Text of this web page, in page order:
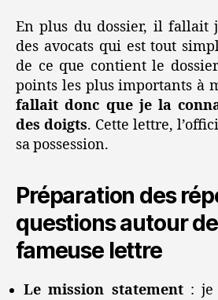
En plus du dossier, il fallait
des avocats qui est tout
de ce que contient le
points les plus importants à
fallait donc que je la
des doigts. Cette lettre,
sa possession.
Préparation des
questions autour
fameuse lettre
Le mission statement: je